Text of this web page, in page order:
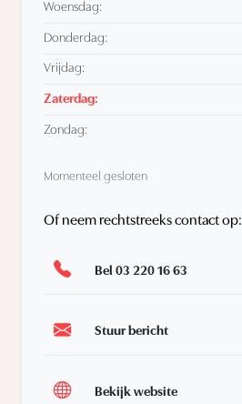
Woensdag:
Donderdag:
Vrijdag:
Zaterdag:
Zondag:
Momenteel gesloten
Of neem rechtstreeks contact op:
Bel 03 220 16 63
Stuur bericht
Bekijk website